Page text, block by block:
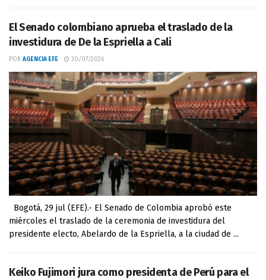
El Senado colombiano aprueba el traslado de la
investidura de De la Espriella a Cali
POR AGENCIA EFE 30/07/2026
Bogotá, 29 jul (EFE).- El Senado de Colombia aprobó este
miércoles el traslado de la ceremonia de investidura del
presidente electo, Abelardo de la Espriella, a la ciudad de ...
Keiko Fujimori jura como presidenta de Perú para el